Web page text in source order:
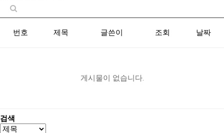
번호 제목 글쓴이 조회 날짜
게시물이 없습니다.
검색